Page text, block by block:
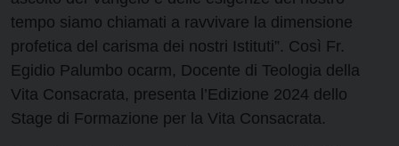
tempo siamo chiamati a ravvivare la dimensione
profetica del carisma dei nostri Istituti”. Così Fr.
Egidio Palumbo ocarm, Docente di Teologia della
Vita Consacrata, presenta l’Edizione 2024 dello
Stage di Formazione per la Vita Consacrata.